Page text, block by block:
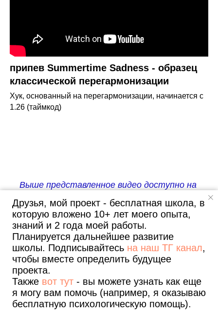
Все уроки Полезные статьи О проекте и авторе
припев Summertime Sadness - образец
классической перегармонизации
Хук, основанный на перегармонизации, начинается с
1.26 (таймкод)
Выше представленное видео доступно на
YouTube (если нет доступа - вы можете
послушатьаудио песни ВК окоторой идет
речь выше). Вот ссылка!
Обратите внимание на схему ниже. Мы
весь этот урок будем на ее основании
разбирать приемы написания хуков.
Специально избегаю более сложных
схем (например, полноценного нотного
Друзья, мой проект - бесплатная школа, в
которую вложено 10+ лет моего опыта,
знаний и 2 года моей работы.
Планируется дальнейшее развитие
школы. Подписывайтесь на наш ТГ канал,
чтобы вместе определить будущее
проекта.
Также вот тут - вы можете узнать как еще
я могу вам помочь (например, я оказываю
бесплатную психологическую помощь).